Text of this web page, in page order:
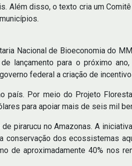
Além disso, o texto cria um
Nacional de Bioeconomia do
lançamento para o próximo
federal a criação de
país. Por meio do Projeto
para apoiar mais de seis mil
pirarucu no Amazonas. A
dos ecossistemas
de aproximadamente 40% nos